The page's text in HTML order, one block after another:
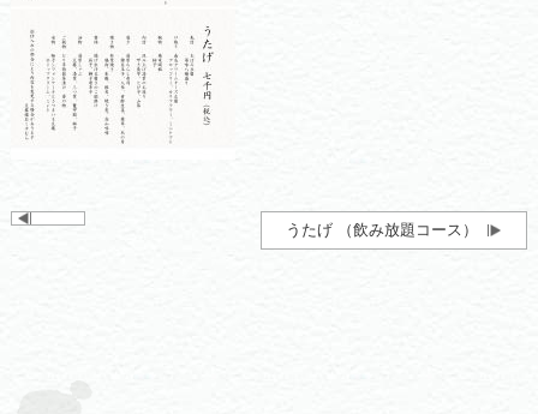
うたげ （飲み放題コース）